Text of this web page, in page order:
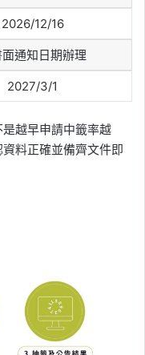
2026/12/16
通知日期辦理
2027/3/1
越早申請中籤率越
料正確並備齊文件即